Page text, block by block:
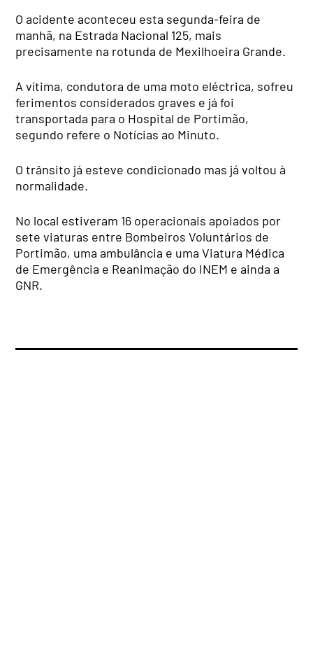
O acidente aconteceu esta segunda-feira de
manhã, na Estrada Nacional 125, mais
precisamente na rotunda de Mexilhoeira Grande.
A vítima, condutora de uma moto eléctrica, sofreu
ferimentos considerados graves e já foi
transportada para o Hospital de Portimão,
segundo refere o Notícias ao Minuto.
O trânsito já esteve condicionado mas já voltou à
normalidade.
No local estiveram 16 operacionais apoiados por
sete viaturas entre Bombeiros Voluntários de
Portimão, uma ambulância e uma Viatura Médica
de Emergência e Reanimação do INEM e ainda a
GNR.